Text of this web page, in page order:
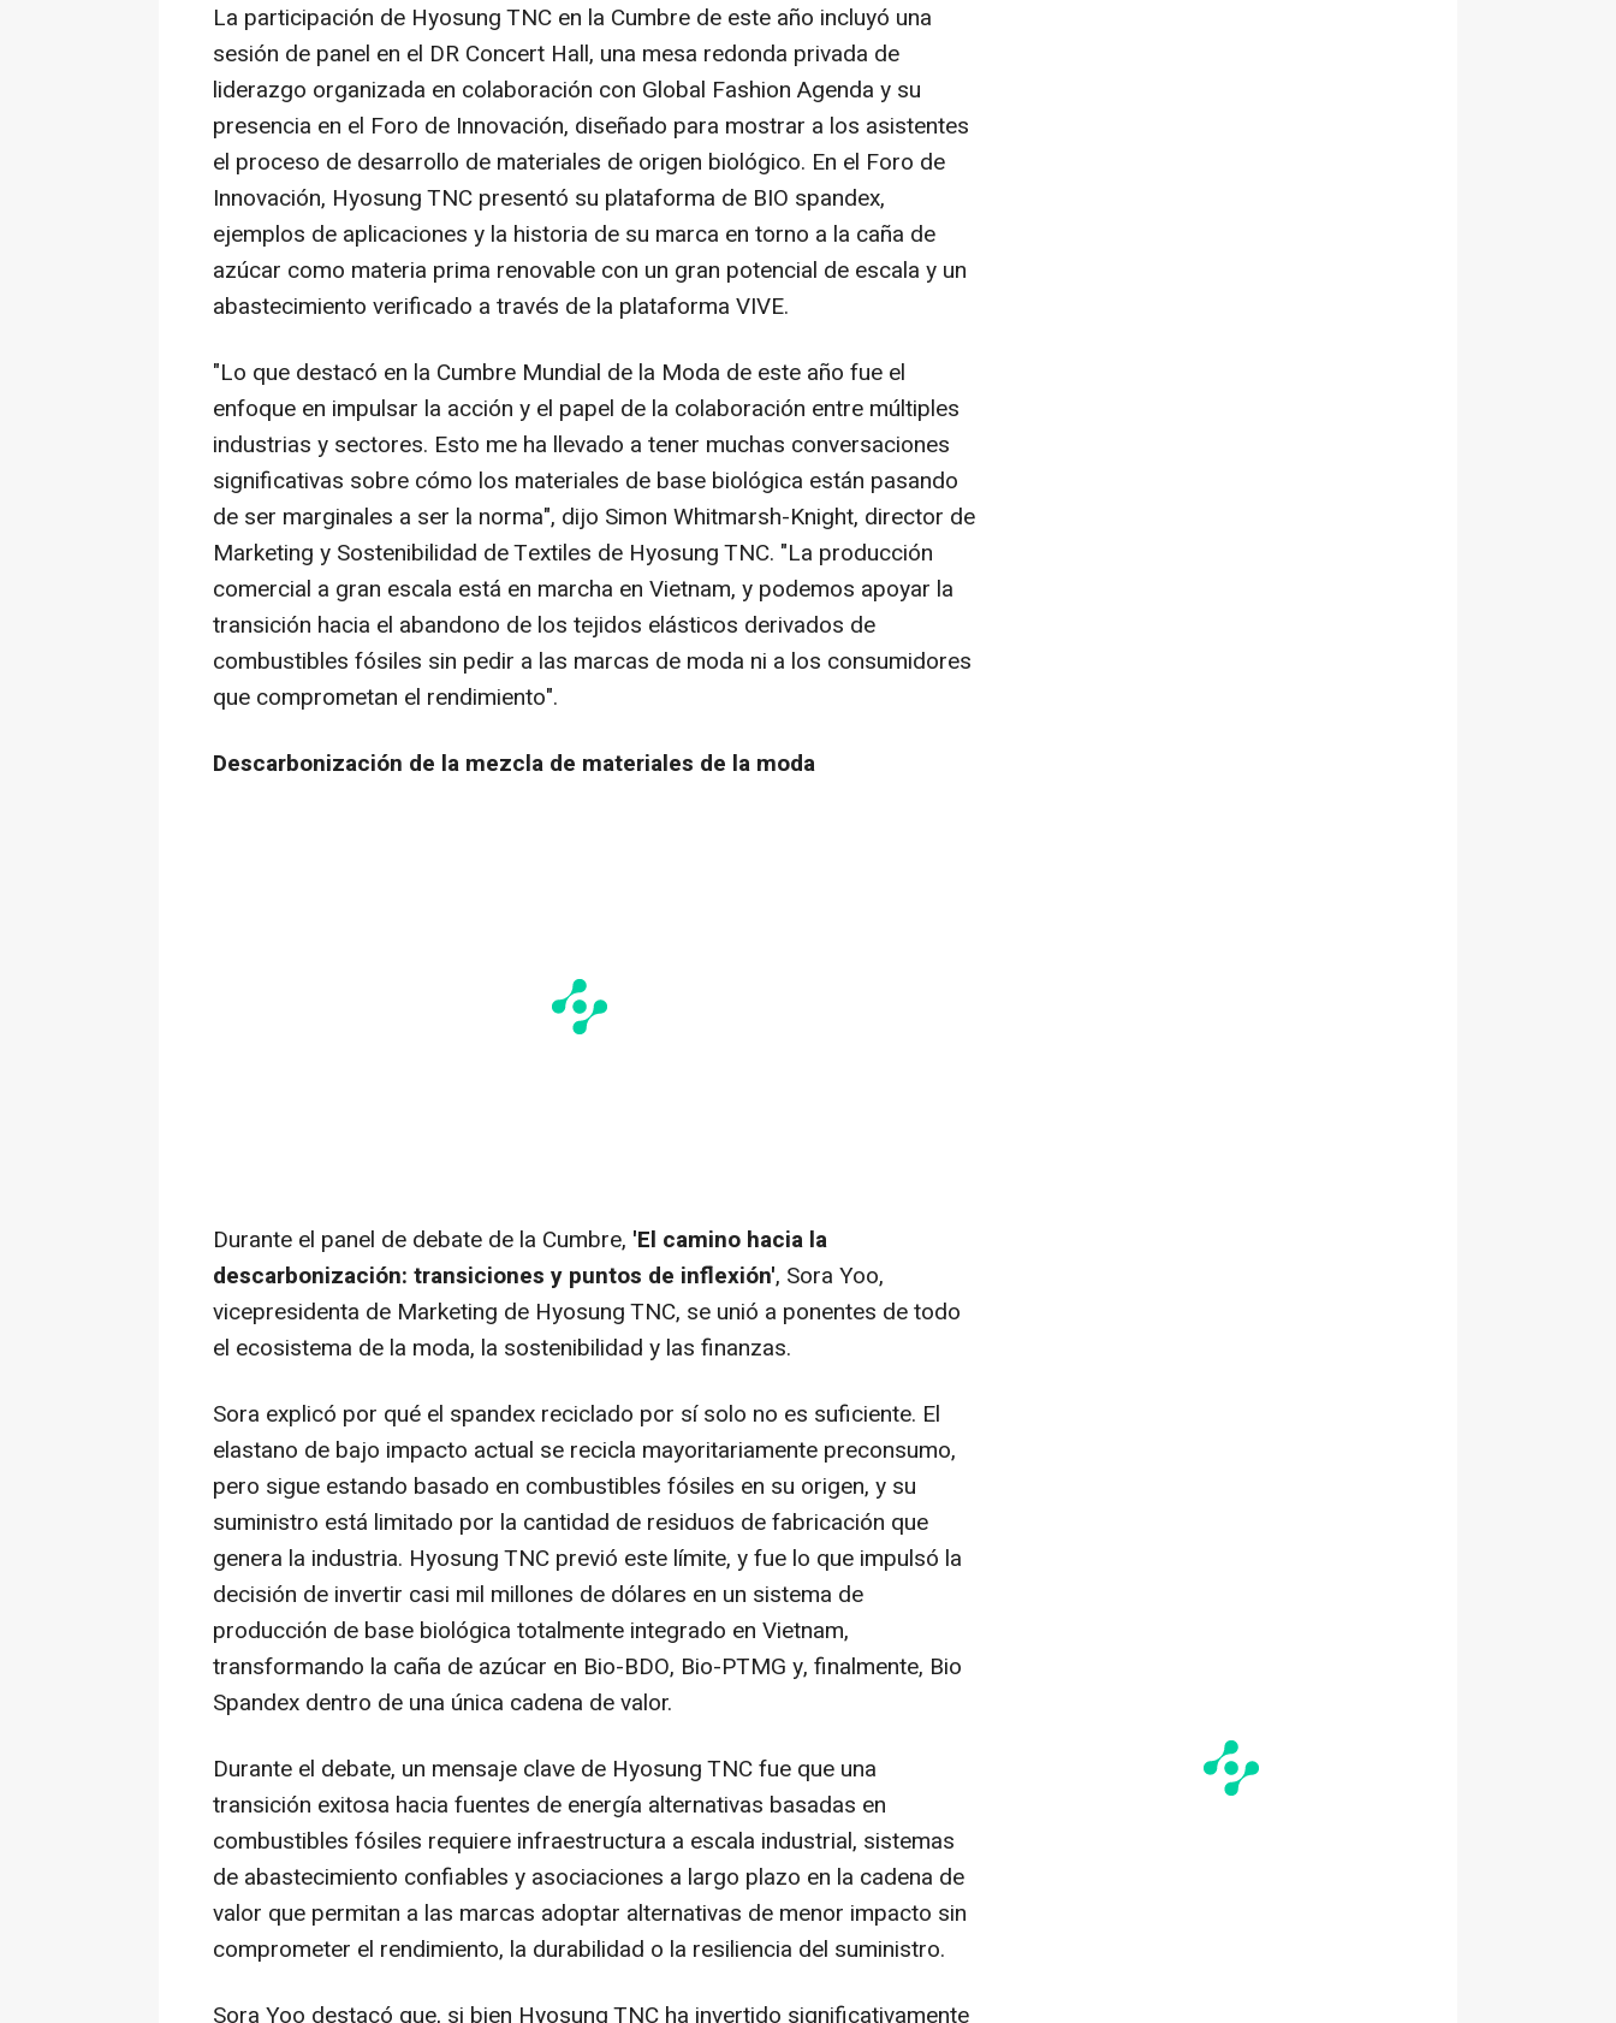
La participación de Hyosung TNC en la Cumbre de este año incluyó una
sesión de panel en el DR Concert Hall, una mesa redonda privada de
liderazgo organizada en colaboración con Global Fashion Agenda y su
presencia en el Foro de Innovación, diseñado para mostrar a los asistentes
el proceso de desarrollo de materiales de origen biológico. En el Foro de
Innovación, Hyosung TNC presentó su plataforma de BIO spandex,
ejemplos de aplicaciones y la historia de su marca en torno a la caña de
azúcar como materia prima renovable con un gran potencial de escala y un
abastecimiento verificado a través de la plataforma VIVE.
"Lo que destacó en la Cumbre Mundial de la Moda de este año fue el
enfoque en impulsar la acción y el papel de la colaboración entre múltiples
industrias y sectores. Esto me ha llevado a tener muchas conversaciones
significativas sobre cómo los materiales de base biológica están pasando
de ser marginales a ser la norma", dijo Simon Whitmarsh-Knight, director de
Marketing y Sostenibilidad de Textiles de Hyosung TNC. "La producción
comercial a gran escala está en marcha en Vietnam, y podemos apoyar la
transición hacia el abandono de los tejidos elásticos derivados de
combustibles fósiles sin pedir a las marcas de moda ni a los consumidores
que comprometan el rendimiento".
Descarbonización de la mezcla de materiales de la moda
Durante el panel de debate de la Cumbre, 'El camino hacia la
descarbonización: transiciones y puntos de inflexión', Sora Yoo,
vicepresidenta de Marketing de Hyosung TNC, se unió a ponentes de todo
el ecosistema de la moda, la sostenibilidad y las finanzas.
Sora explicó por qué el spandex reciclado por sí solo no es suficiente. El
elastano de bajo impacto actual se recicla mayoritariamente preconsumo,
pero sigue estando basado en combustibles fósiles en su origen, y su
suministro está limitado por la cantidad de residuos de fabricación que
genera la industria. Hyosung TNC previó este límite, y fue lo que impulsó la
decisión de invertir casi mil millones de dólares en un sistema de
producción de base biológica totalmente integrado en Vietnam,
transformando la caña de azúcar en Bio-BDO, Bio-PTMG y, finalmente, Bio
Spandex dentro de una única cadena de valor.
Durante el debate, un mensaje clave de Hyosung TNC fue que una
transición exitosa hacia fuentes de energía alternativas basadas en
combustibles fósiles requiere infraestructura a escala industrial, sistemas
de abastecimiento confiables y asociaciones a largo plazo en la cadena de
valor que permitan a las marcas adoptar alternativas de menor impacto sin
comprometer el rendimiento, la durabilidad o la resiliencia del suministro.
Sora Yoo destacó que, si bien Hyosung TNC ha invertido significativamente